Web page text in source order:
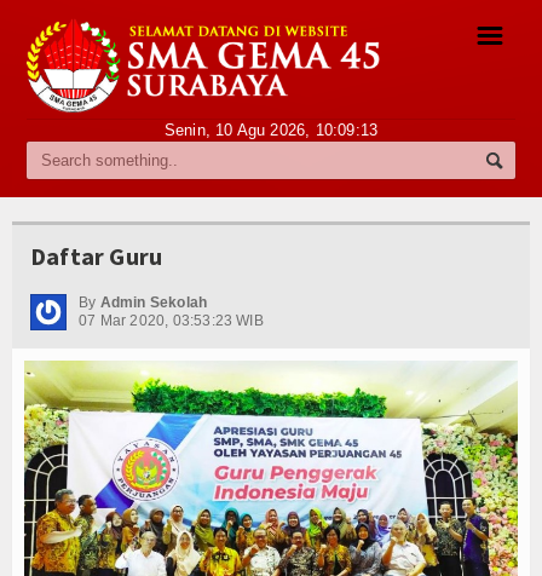
Profile
Sambutan Kepala Sekolah
Sejarah Singkat
Visi dan Misi
Struktur Organisasi
Pegawai
Daftar Guru
Daftar Staf
Program Sekolah
☰
Senin, 10 Agu 2026, 10:09:13
Daftar Guru
By Admin Sekolah
07 Mar 2020, 03:53:23 WIB